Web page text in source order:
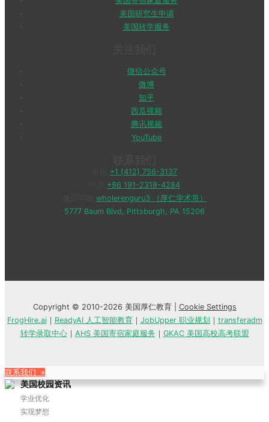
美国研究生申请
美国转学服务
微信公众号
微博
知乎
西瓜视频
腾讯视频
YouTube
+1 (412) 756-3137
+86 191-2318-4284
wholerenguru3 （厚仁学术哥）
5777 Baum Blvd, Pittsburgh, PA 15206
Copyright © 2010-2026 美国厚仁教育 | Cookie Settings
FrogHire.ai｜ ReadyAI 人工智能教育｜ JobUpper 职业规划 ｜ transferadm
转学录取中心｜ AHS 美国寄宿家庭服务 ｜ GKAC 美国高校高考联盟
联系我们 »
美国校园资讯
学业优化
实现梦想